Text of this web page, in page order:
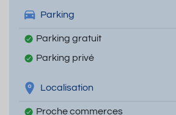
Parking
Parking gratuit
Parking privé
Localisation
Proche commerces